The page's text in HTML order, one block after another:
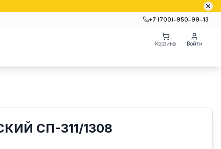
+7 (700)‒950‒99‒13
Корзина Войти
СП-311/1308